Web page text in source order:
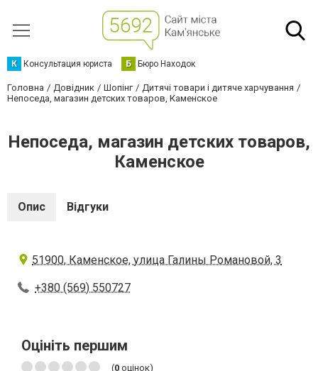
К Консультация юриста Б Бюро Находок
Головна Довідник Шопінг
Дитячі товари і дитяче харчування
Непоседа, магазин детских товаров, Каменское
Непоседа, магазин детских товаров,
Каменское
Опис Відгуки
51900, Каменское, улица Галины Романовой, 3
+380 (569) 550727
Оцініть першим
(0 оцінок)